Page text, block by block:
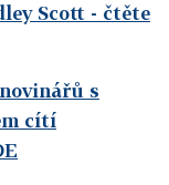
Scott - čtěte
s
cítí